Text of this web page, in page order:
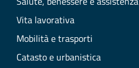
Vita lavorativa
Mobilità e trasporti
Catasto e urbanistica